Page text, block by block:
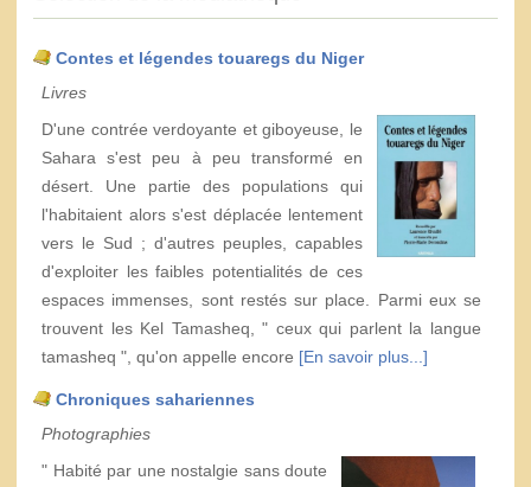
Contes et légendes touaregs du Niger
Livres
D'une contrée verdoyante et giboyeuse, le
Sahara s'est peu à peu transformé en
désert. Une partie des populations qui
l'habitaient alors s'est déplacée lentement
vers le Sud ; d'autres peuples, capables
d'exploiter les faibles potentialités de ces
espaces immenses, sont restés sur place. Parmi eux se
trouvent les Kel Tamasheq, " ceux qui parlent la langue
tamasheq ", qu'on appelle encore [En savoir plus...]
Chroniques sahariennes
Photographies
" Habité par une nostalgie sans doute